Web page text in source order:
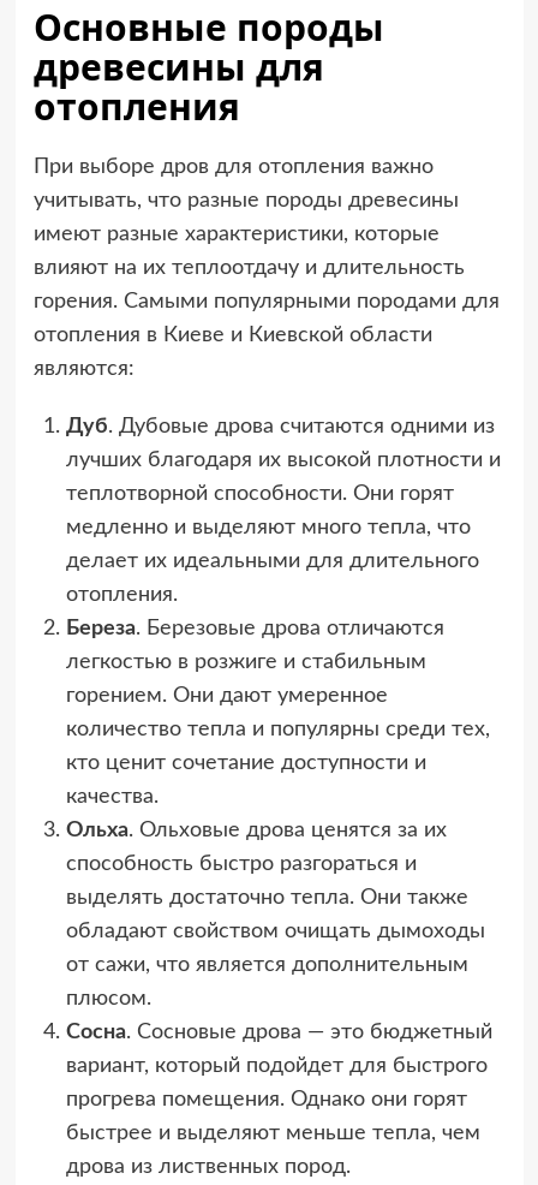
Основные породы
древесины для
отопления
При выборе дров для отопления важно
учитывать, что разные породы древесины
имеют разные характеристики, которые
влияют на их теплоотдачу и длительность
горения. Самыми популярными породами для
отопления в Киеве и Киевской области
являются:
Дуб. Дубовые дрова считаются одними из
лучших благодаря их высокой плотности и
теплотворной способности. Они горят
медленно и выделяют много тепла, что
делает их идеальными для длительного
отопления.
Береза. Березовые дрова отличаются
легкостью в розжиге и стабильным
горением. Они дают умеренное
количество тепла и популярны среди тех,
кто ценит сочетание доступности и
качества.
Ольха. Ольховые дрова ценятся за их
способность быстро разгораться и
выделять достаточно тепла. Они также
обладают свойством очищать дымоходы
от сажи, что является дополнительным
плюсом.
Сосна. Сосновые дрова — это бюджетный
вариант, который подойдет для быстрого
прогрева помещения. Однако они горят
быстрее и выделяют меньше тепла, чем
дрова из лиственных пород.